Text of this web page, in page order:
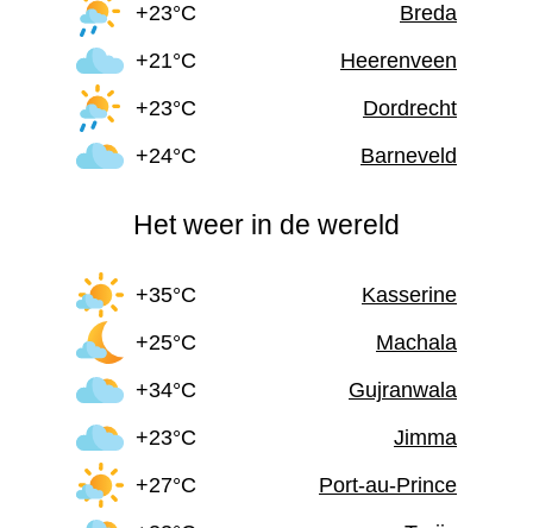
+23°C
Breda
+21°C
Heerenveen
+23°C
Dordrecht
+24°C
Barneveld
Het weer in de wereld
+35°C
Kasserine
+25°C
Machala
+34°C
Gujranwala
+23°C
Jimma
+27°C
Port-au-Prince